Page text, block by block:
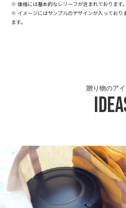
※ 価格には基本的なレリーフが含まれております。
※ イメージにはサンプルのデザインが入っており
ます。
贈り物のア